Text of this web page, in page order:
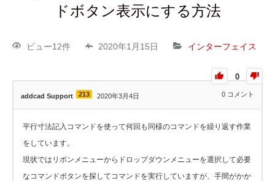
ドボタン表示にする方法
ビュー12件 2020年1月15日 インターフェイス
0
addcad Support 213 2020年3月4日 0 コメント
平行寸法記入コマンドを使って何回も同様のコマンドを繰り返す作業
をしています。
現状ではリボンメニューからドロップダウンメニューを選択して必要
なコマンドボタンを探してコマンドを実行していますが、手間がかか